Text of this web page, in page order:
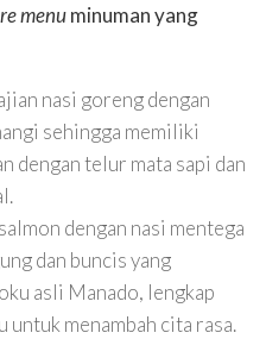
menuminuman yang
nasi goreng dengan
sehingga memiliki
dengan telur mata sapi dan
dengan nasi mentega
dan buncis yang
asli Manado, lengkap
untuk menambah cita rasa.